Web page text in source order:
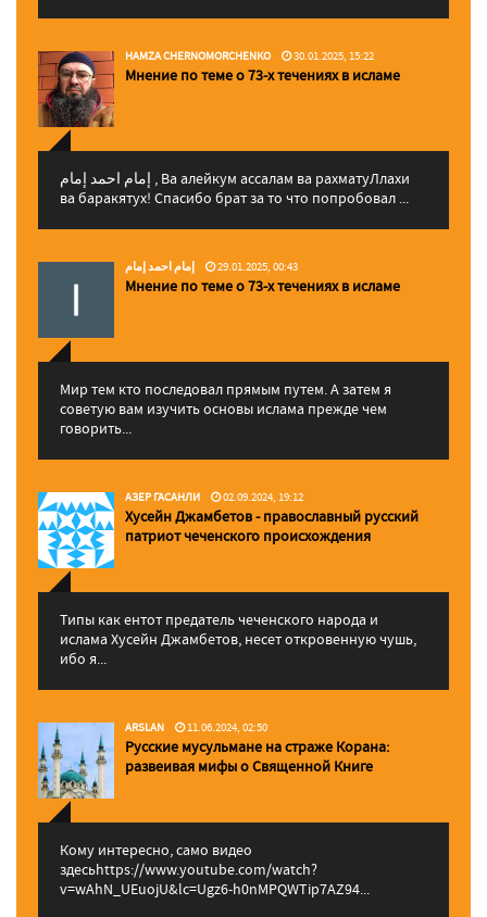
HAMZA CHERNOMORCHENKO 30.01.2025, 15:22
Мнение по теме о 73-х течениях в исламе
إمام احمد إمام , Ва алейкум ассалам ва рахматуЛлахи
ва баракятух! Спасибо брат за то что попробовал ...
إمام احمد إمام 29.01.2025, 00:43
Мнение по теме о 73-х течениях в исламе
Мир тем кто последовал прямым путем. А затем я
советую вам изучить основы ислама прежде чем
говорить...
АЗЕР ГАСАНЛИ 02.09.2024, 19:12
Хусейн Джамбетов - православный русский
патриот чеченского происхождения
Типы как ентот предатель чеченского народа и
ислама Хусейн Джамбетов, несет откровенную чушь,
ибо я...
ARSLAN 11.06.2024, 02:50
Русские мусульмане на страже Корана:
pазвеивая мифы о Священной Книге
Кому интересно, само видео
здесьhttps://www.youtube.com/watch?
v=wAhN_UEuojU&lc=Ugz6-h0nMPQWTip7AZ94...